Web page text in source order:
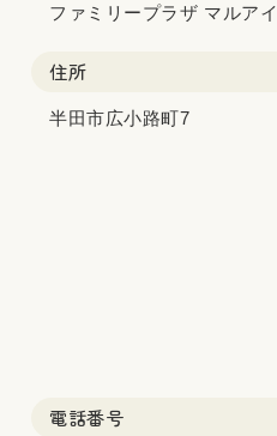
ファミリープラザ マルアイ
住所
半田市広小路町7
電話番号